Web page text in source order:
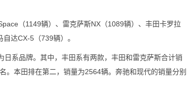
（1149辆）、雷克萨斯NX（1089辆）、丰田卡罗拉
达CX-5（739辆）。
系品牌。其中，丰田系有两款，丰田和雷克萨斯合计销
本田排在第二，销量为2564辆。奔驰和现代的销量分别